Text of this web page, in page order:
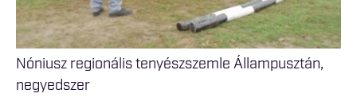
Nóniusz regionális tenyészszemle Állampusztán,
negyedszer